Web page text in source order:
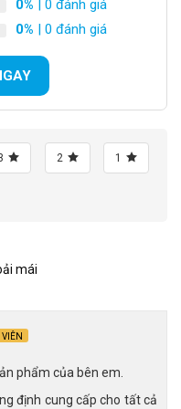
sườn thép hợp kim chắc
làm từ hợp kim thép vững
gấp gọn và lắp ráp xe trở
tối ưu hóa sự thuận tiện
xe, đồng thời cho phép
lái để đạt được sự thoải
0% | 0 đánh giá
0% | 0 đánh giá
2 1
mái
phẩm của bên em.
định cung cấp cho tất cả